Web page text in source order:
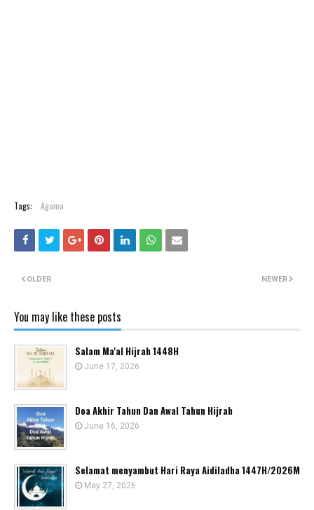
Tags: Agama
NEWER
OLDER
You may like these posts
Salam Ma'al Hijrah 1448H
June 17, 2026
Doa Akhir Tahun Dan Awal Tahun Hijrah
June 16, 2026
Selamat menyambut Hari Raya Aidiladha 1447H/2026M
May 27, 2026